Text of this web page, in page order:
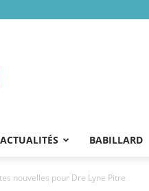
ACTUALITÉS BABILLARD
nouvelles pour Dre Lyne Pitre